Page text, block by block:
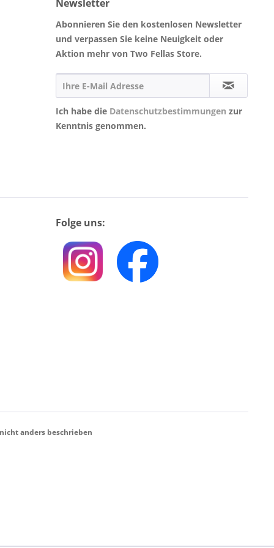
Newsletter
Abonnieren Sie den kostenlosen Newsletter
und verpassen Sie keine Neuigkeit oder
Aktion mehr von Two Fellas Store.
Ich habe die Datenschutzbestimmungen zur
Kenntnis genommen.
Folge uns:
anders beschrieben